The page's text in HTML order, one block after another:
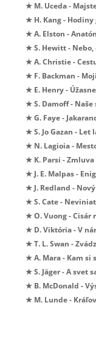
★ M. Uceda -
★ H. Kang -
★ A. Elston -
★ S. Hewitt - Nebo,
★ A. Christie -
★ F. Backman -
★ E. Henry -
★ S. Damoff -
★ G. Faye -
★ S. Jo Gazan - Let
★ N. Lagioia -
★ K. Parsi -
★ J. E. Malpas -
★ J. Redland -
★ S. Cate -
★ O. Vuong - Cisár
★ D. Viktória - V
★ T. L. Swan -
★ A. Mara - Kam si
★ S. Jäger - A svet
★ B. McDonald -
★ M. Lunde -